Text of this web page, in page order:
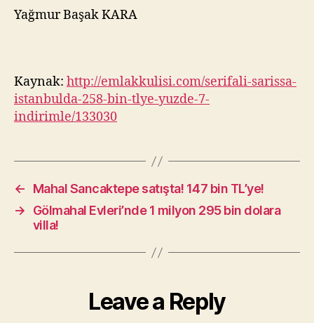
Yağmur Başak KARA
Kaynak: http://emlakkulisi.com/serifali-sarissa-
istanbulda-258-bin-tlye-yuzde-7-
indirimle/133030
←
Mahal Sancaktepe satışta! 147 bin TL’ye!
→
Gölmahal Evleri’nde 1 milyon 295 bin dolara
villa!
Leave a Reply